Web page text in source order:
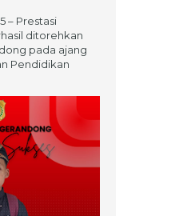
– Prestasi
ditorehkan
pada ajang
Pendidikan